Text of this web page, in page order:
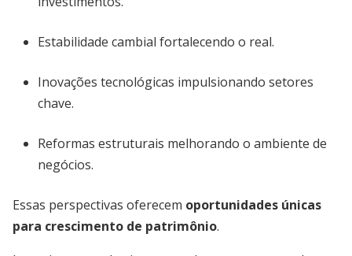
Estabilidade cambial fortalecendo o real.
Inovações tecnológicas impulsionando setores
chave.
Reformas estruturais melhorando o ambiente de
negócios.
Essas perspectivas oferecem oportunidades únicas
para crescimento de patrimônio.